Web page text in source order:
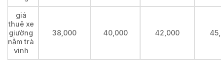
giá
thuê xe
giường
nằm trà
vinh
38,000 40,000 42,000